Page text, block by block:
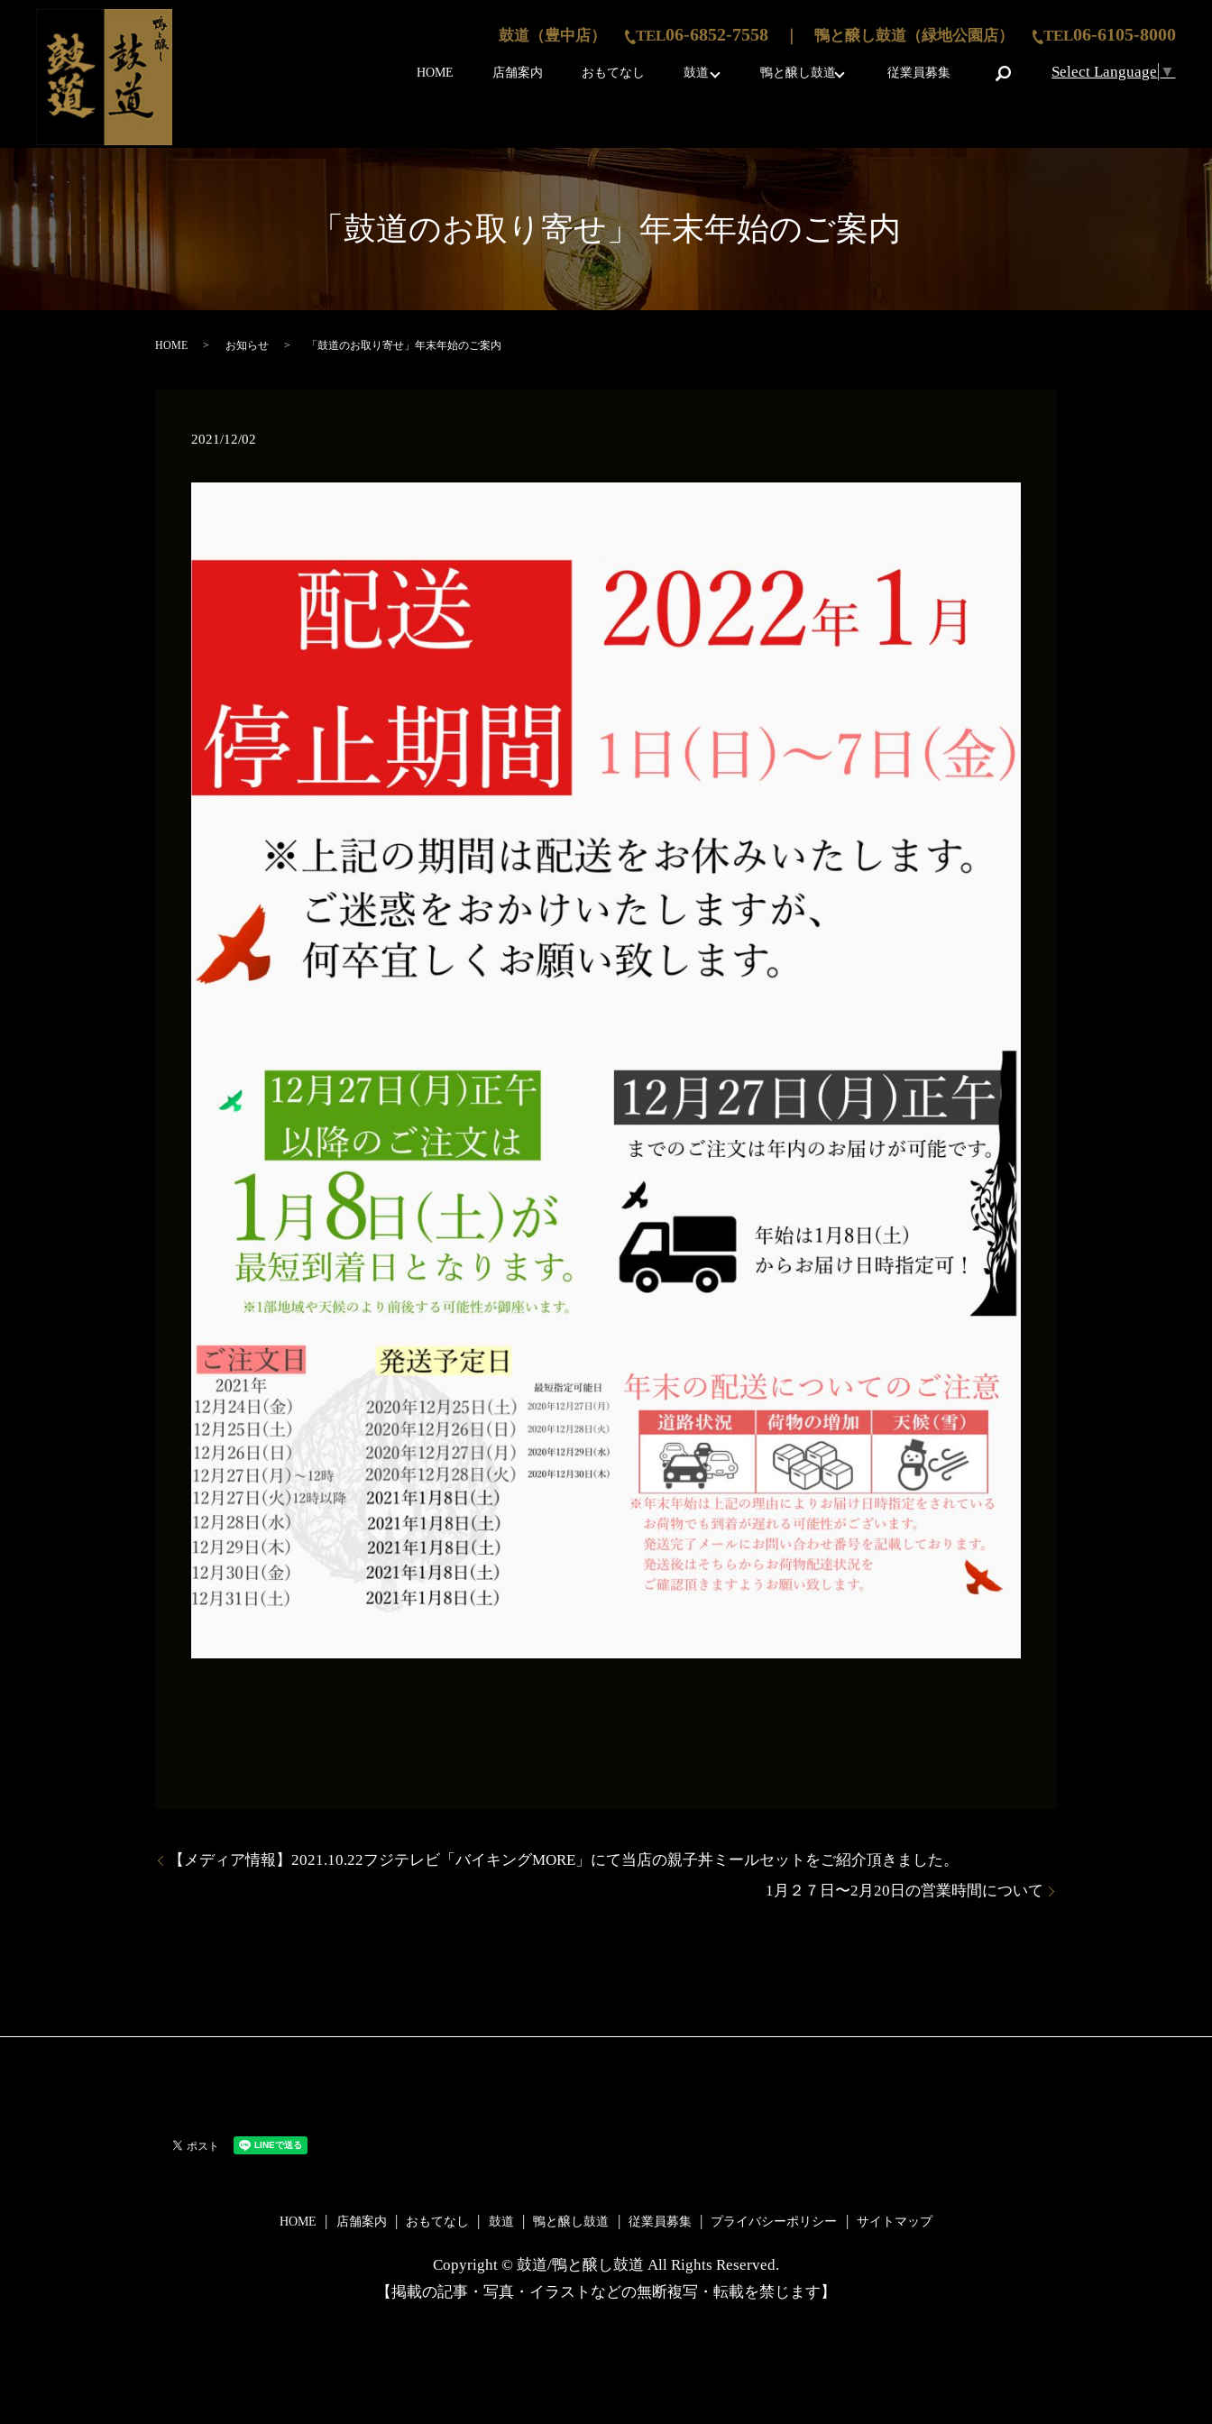
鼓道（豊中店） TEL06-6852-7558｜ 鴨と醸し鼓道（緑地公園店） TEL06-6105-8000
Select Language ▼
HOME 店舗案内 おもてなし 鼓道 鴨と醸し鼓道 従業員募集
「鼓道のお取り寄せ」年末年始のご案内
HOME お知らせ 「鼓道のお取り寄せ」年末年始のご案内
2021/12/02
【メディア情報】2021.10.22フジテレビ「バイキングMORE」にて当店の親子丼ミールセットをご紹介頂きました。
1月２７日〜2月20日の営業時間について
HOME 店舗案内 おもてなし 鼓道 鴨と醸し鼓道 従業員募集 プライバシーポリシー サイトマップ
Copyright © 鼓道/鴨と醸し鼓道 All Rights Reserved.
【掲載の記事・写真・イラストなどの無断複写・転載を禁じます】